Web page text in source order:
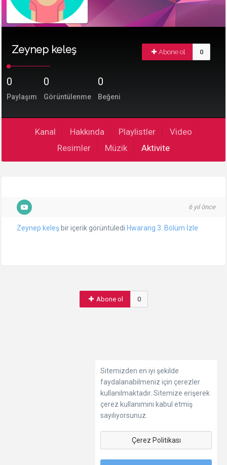
Zeynep keleş Abone ol 0
0
Paylaşım
0
Görüntülenme
0
Beğeni
Kanal Hakkında Playlistler
Video
Resimler
Müzik Aktivite
6 yıl önce
Zeynep keleş bir içerik görüntüledi Hwarang 3. Bölüm İzle
Abone ol 0
Sitemizden en iyi şekilde
faydalanabilmeniz için çerezler
kullanılmaktadır. Sitemize erişerek
çerez kullanımını kabul etmiş
sayılıyorsunuz.
Çerez Politikası